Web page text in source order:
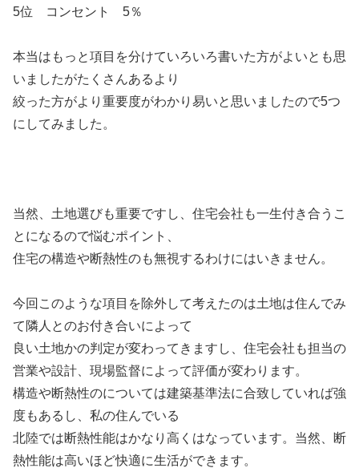
5位 コンセント 5％
本当はもっと項目を分けていろいろ書いた方がよいとも思
いましたがたくさんあるより
絞った方がより重要度がわかり易いと思いましたので5つ
にしてみました。
当然、土地選びも重要ですし、住宅会社も一生付き合うこ
とになるので悩むポイント、
住宅の構造や断熱性のも無視するわけにはいきません。
今回このような項目を除外して考えたのは土地は住んでみ
て隣人とのお付き合いによって
良い土地かの判定が変わってきますし、住宅会社も担当の
営業や設計、現場監督によって評価が変わります。
構造や断熱性のについては建築基準法に合致していれば強
度もあるし、私の住んでいる
北陸では断熱性能はかなり高くはなっています。当然、断
熱性能は高いほど快適に生活ができます。